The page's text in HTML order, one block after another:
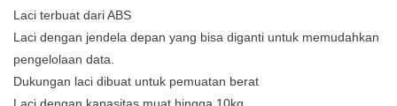
Laci terbuat dari ABS
Laci dengan jendela depan yang bisa diganti untuk memudahkan
pengelolaan data.
Dukungan laci dibuat untuk pemuatan berat